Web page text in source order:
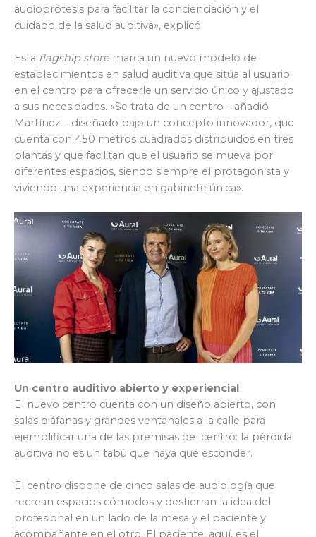
audioprótesis para facilitar la concienciación y el
cuidado de la salud auditiva», explicó.
Esta flagship storemarca un nuevo modelo de
establecimientos en salud auditiva que sitúa al usuario
en el centro para ofrecerle un servicio único y ajustado
a sus necesidades. «Se trata de un centro – añadió
Martínez – diseñado bajo un concepto innovador, que
cuenta con 450 metros cuadrados distribuidos en tres
plantas y que facilitan que el usuario se mueva por
diferentes espacios, siendo siempre el protagonista y
viviendo una experiencia en gabinete única».
Un centro auditivo abierto y experiencial
El nuevo centro cuenta con un diseño abierto, con
salas diáfanas y grandes ventanales a la calle para
ejemplificar una de las premisas del centro: la pérdida
auditiva no es un tabú que haya que esconder.
El centro dispone de cinco salas de audiología que
recrean espacios cómodos y destierran la idea del
profesional en un lado de la mesa y el paciente y
acompañante en el otro. El paciente, aquí, es el